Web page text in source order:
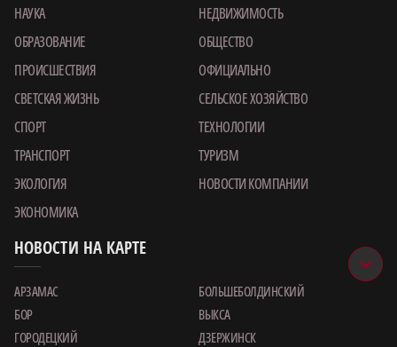
НАУКА
НЕДВИЖИМОСТЬ
ОБРАЗОВАНИЕ
ОБЩЕСТВО
ПРОИСШЕСТВИЯ
ОФИЦИАЛЬНО
СВЕТСКАЯ ЖИЗНЬ
СЕЛЬСКОЕ ХОЗЯЙСТВО
СПОРТ
ТЕХНОЛОГИИ
ТРАНСПОРТ
ТУРИЗМ
ЭКОЛОГИЯ
НОВОСТИ КОМПАНИИ
ЭКОНОМИКА
НОВОСТИ НА КАРТЕ
АРЗАМАС
БОЛЬШЕБОЛДИНСКИЙ
БОР
ВЫКСА
ГОРОДЕЦКИЙ
ДЗЕРЖИНСК